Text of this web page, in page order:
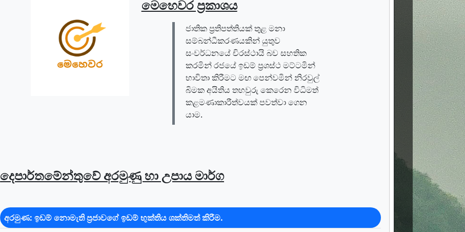
මෙහෙවර ප්‍රකාශය
ජාතික ප්‍රතිපත්තියක් තුළ මනා
සම්බන්ධීකරණයකින් යුතුව
සංවර්ධනයේ චිරස්ථායි බව සහතික
කරමින් රජයේ ඉඩම් ප්‍රශස්ථ මට්ටමින්
භාවිතා කිරීමට මඟ පෙන්වමින් නිරවුල්
බිමක අයිතිය තහවුරු කෙරෙන විධිමත්
කළමණාකාරීත්වයක් පවත්වා ගෙන
යාම.
දෙපාර්තමේන්තුවේ අරමුණු හා උපාය මාර්ග
අරමුණ: ඉඩම් නොමැති ප්‍රජාවගේ ඉඩම් භුක්තිය ශක්තිමත් කිරීම.